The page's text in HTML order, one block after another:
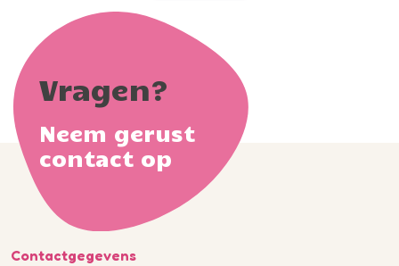
Vragen?
Neem gerust
contact op
Contactgegevens